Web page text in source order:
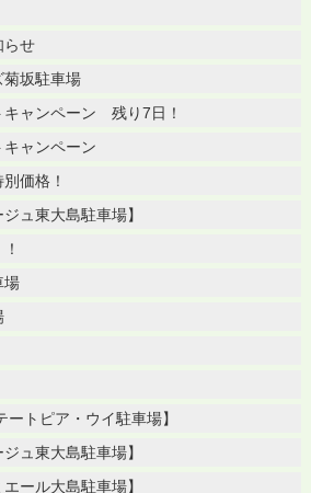
らせ
坂駐車場
ャンペーン 残り7日！
ャンペーン
価格！
ュ東大島駐車場】
場
トピア・ウイ駐車場】
ュ東大島駐車場】
ール大島駐車場】